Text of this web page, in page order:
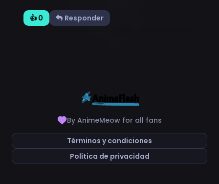
👍 0 Responder
By AnimeMeow for all fans
Términos y condiciones
Política de privacidad